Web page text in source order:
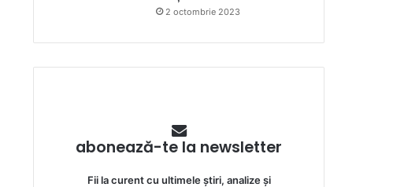
2 octombrie 2023
abonează-te la newsletter
Fii la curent cu ultimele știri, analize și